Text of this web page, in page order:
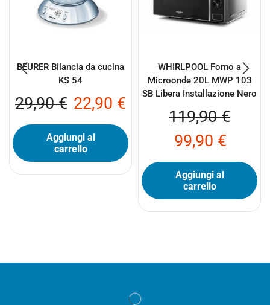
BEURER Bilancia da cucina
KS 54
29,90€ 22,90 €
Aggiungi al
carrello
WHIRLPOOL Forno a
Microonde 20L MWP 103
SB Libera Installazione Nero
119,90€
99,90 €
Aggiungi al
carrello